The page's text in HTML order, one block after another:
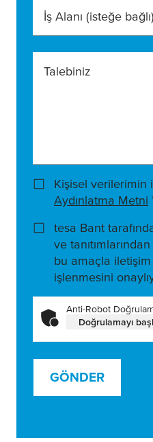
İş Alanı (isteğe bağlı)
Talebiniz
Kişisel verilerimin
Aydınlatma Metni
tesa Bant
ve
bu amaçla
işlenmesini
Anti-Robot
Doğrulamayı
GÖNDER